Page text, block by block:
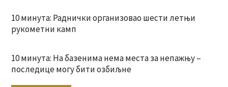
10 минута: Раднички организовао шести летњи
рукометни камп
10 минута: На базенима нема места за непажњу –
последице могу бити озбиљне